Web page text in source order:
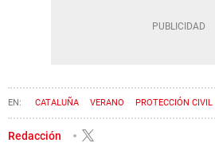
CATALUÑA VERANO PROTECCIÓN CIVIL
METEOCAT
Redacción